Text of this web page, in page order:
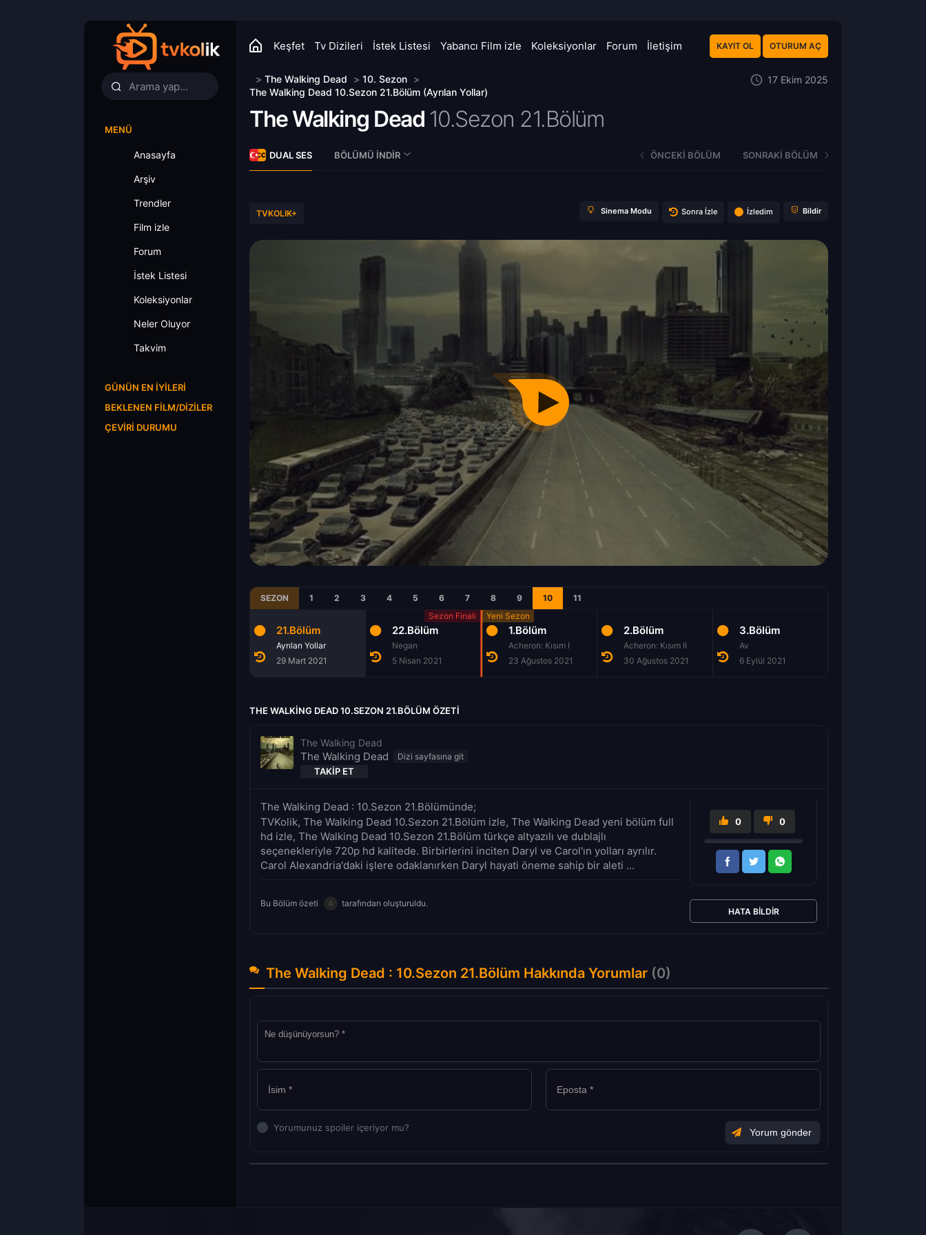
Keşfet Tv Dizileri İstek Listesi Yabancı Film izle Koleksiyonlar Forum İletişim KAYIT OL OTURUM AÇ
MENÜ
Anasayfa
Arşiv
Trendler
Film izle
Forum
İstek Listesi
Koleksiyonlar
Neler Oluyor
Takvim
GÜNÜN EN İYILERI
BEKLENEN FILM/DIZILER
ÇEVIRI DURUMU
> The Walking Dead > 10. Sezon >
The Walking Dead 10.Sezon 21.Bölüm (Ayrılan Yollar)
17 Ekim 2025
The Walking Dead 10.Sezon 21.Bölüm
DUAL SES BÖLÜMÜ İNDIR ÖNCEKI BÖLÜM SONRAKI BÖLÜM
TVKOLIK+ Sinema Modu Sonra İzle İzledim Bildir
SEZON 1 2 3 4 5 6 7 8 9 10 11
21.Bölüm
Ayrılan Yollar
29 Mart 2021
22.Bölüm
Negan
5 Nisan 2021
1.Bölüm
Acheron: Kısım I
23 Ağustos 2021
2.Bölüm
Acheron: Kısım II
30 Ağustos 2021
3.Bölüm
Av
6 Eylül 2021
THE WALKING DEAD 10.SEZON 21.BÖLÜM ÖZETI
The Walking Dead
The Walking Dead
TAKIP ET
The Walking Dead : 10.Sezon 21.Bölümünde;
TVKolik, The Walking Dead 10.Sezon 21.Bölüm izle, The Walking Dead yeni bölüm full
hd izle, The Walking Dead 10.Sezon 21.Bölüm türkçe altyazılı ve dublajlı
seçenekleriyle 720p hd kalitede. Birbirlerini inciten Daryl ve Carol'ın yolları ayrılır.
Carol Alexandria'daki işlere odaklanırken Daryl hayati öneme sahip bir aleti ...
Bu Bölüm özeti tarafından oluşturuldu.
0 0
HATA BILDIR
The Walking Dead : 10.Sezon 21.Bölüm Hakkında Yorumlar (0)
Yorumunuz spoiler içeriyor mu?